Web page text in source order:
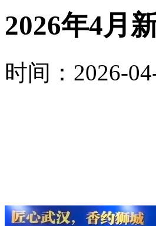
2026年4月
时间：2026-